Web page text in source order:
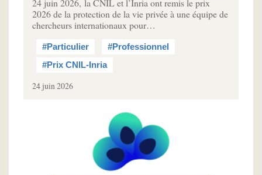
24 juin 2026, la CNIL et l’Inria ont remis le prix
2026 de la protection de la vie privée à une équipe de
chercheurs internationaux pour…
#Particulier
#Professionnel
#Prix CNIL-Inria
24 juin 2026